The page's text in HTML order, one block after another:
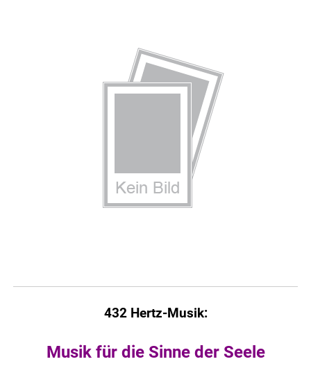
432 Hertz-Musik:
Musik für die Sinne der Seele